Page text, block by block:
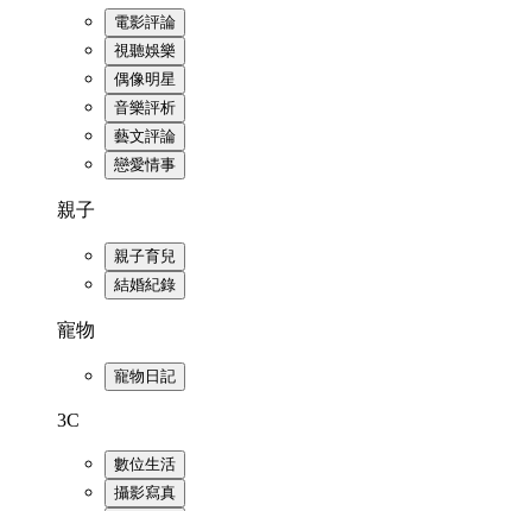
電影評論
視聽娛樂
偶像明星
音樂評析
藝文評論
戀愛情事
親子
親子育兒
結婚紀錄
寵物
寵物日記
3C
數位生活
攝影寫真